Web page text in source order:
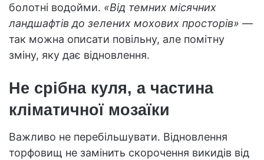
болотні водойми. «Від темних місячних
ландшафтів до зелених мохових просторів» —
так можна описати повільну, але помітну
зміну, яку дає відновлення.
Не срібна куля, а частина
кліматичної мозаїки
Важливо не перебільшувати. Відновлення
торфовищ не замінить скорочення викидів від